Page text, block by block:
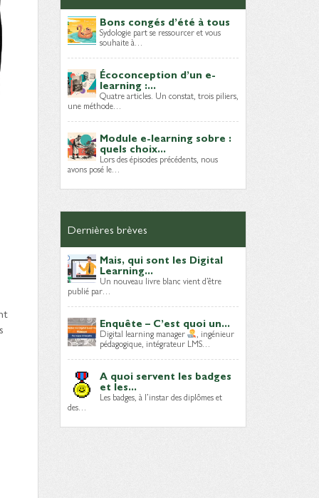
Bons congés d’été à tous
Sydologie part se ressourcer et vous
souhaite à…
Écoconception d’un e-
learning :...
Quatre articles. Un constat, trois piliers,
une méthode…
Module e-learning sobre :
quels choix...
Lors des épisodes précédents, nous
avons posé le…
Dernières brèves
Mais, qui sont les Digital
Learning...
Un nouveau livre blanc vient d’être
publié par…
Enquête – C’est quoi un...
Digital learning manager , ingénieur
pédagogique, intégrateur LMS…
A quoi servent les badges
et les...
Les badges, à l’instar des diplômes et
des…